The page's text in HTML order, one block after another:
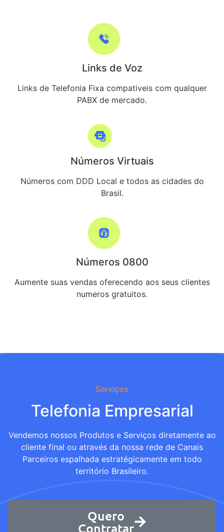
Links de Voz
Links de Telefonia Fixa compativeis com qualquer
PABX de mercado.
Números Virtuais
Números com DDD Local e todos as cidades do
Brasil.
Números 0800
Aumente suas vendas oferecendo aos seus clientes
numeros gratuitos.
Serviços
Telefonia Empresarial
Vendemos nossos Produtos e Serviços diretamente ao
cliente final ou através da nossa rede de Canais
Parceiros espalhada estratégicamente em todo
território Brasileiro.
Quero
Contratar